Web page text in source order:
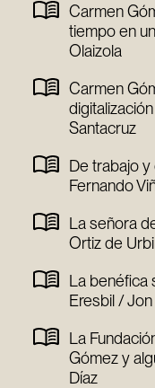
Carmen
tiempo en
Olaizola
Carmen
Santacruz
De trabajo
Fernando
La señora
Ortiz de
La benéfica
Eresbil /
La
Gómez y
Díaz